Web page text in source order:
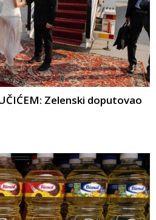
Zelenski doputovao